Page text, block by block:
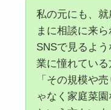
私の元にも、
まに相談に来
SNSで見るよ
業に憧れている
「その規模や
ゃなく家庭菜園